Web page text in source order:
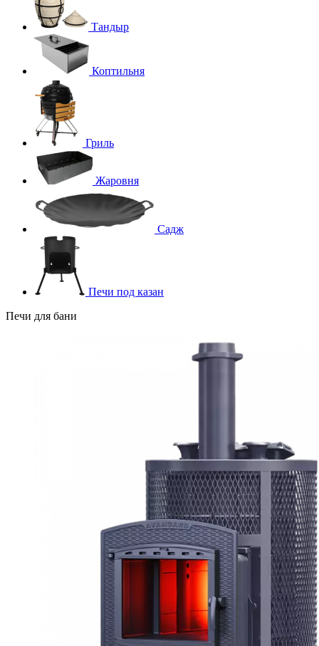
Тандыр
Коптильня
Гриль
Жаровня
Садж
Печи под казан
Печи для бани